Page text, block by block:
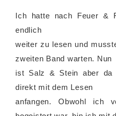
Ich hatte nach Feuer &
endlich
weiter zu lesen und
zweiten Band warten. Nun
ist Salz & Stein aber da
direkt mit dem Lesen
anfangen. Obwohl ich